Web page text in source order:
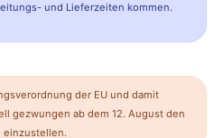
und Lieferzeiten kommen.
der EU und damit
gezwungen ab dem 12. August den
einzustellen.